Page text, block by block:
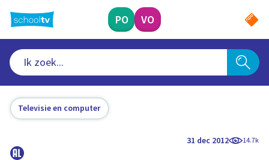
naar
hoofdinhoud
PO VO
Televisie en computer
31 dec 2012 14.7k